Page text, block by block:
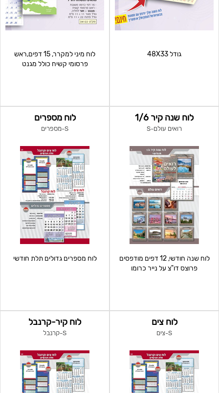
גודל 48X33
לוח מיני למקרר, 15 דפים,ראש
פרסומי קשיח כולל מגנט
לוח שנה קיר 1/6
רואים עולם-S
לוח שנה חודשי, 12 דפים מודפסים
פרוצס דו"צ על נייר כרומו
לוח מספרים
S-מספרים
לוח מספרים גדולים תלת חודשי
לוח צים
S-צים
לוח קיר-קרנבל
S-קרנבל